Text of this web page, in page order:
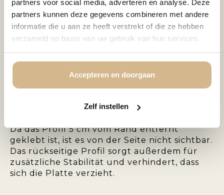
partners voor social media, adverteren en analyse. Deze
partners kunnen deze gegevens combineren met andere
informatie die u aan ze heeft verstrekt of die ze hebben
verzameld op basis van uw gebruik van hun services.
Accepteren en doorgaan
Zelf instellen
hochglänzendem Plexiglas veredelt. Durch
das Plexiglas werden die Farben um ein
Vielfaches intensiver, was dem Bild eine
schöne Tiefenwirkung verleiht. Die 5 mm
einer undurchsichtigen Folie 100%
überzogen. Zum Abschluss wird das
Plexiglas rundum poliert und auf der
Aluminiumprofil versehen. Dadurch erhält
Da das Profil 5 cm vom Rand entfernt
geklebt ist, ist es von der Seite nicht sichtbar.
Das rückseitige Profil sorgt außerdem für
zusätzliche Stabilität und verhindert, dass
sich die Platte verzieht.